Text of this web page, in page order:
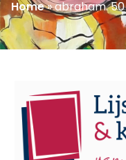
Home»abraham. 50